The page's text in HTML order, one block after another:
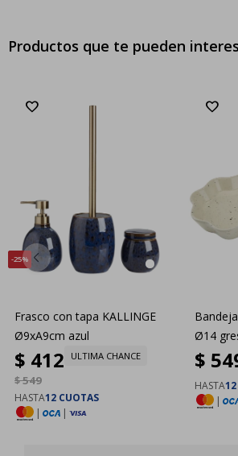
Productos que te pueden
25
Frasco con tapa KALLINGE
Ø9xA9cm azul
$ 412
$549
ULTIMA CHANCE
HASTA12 CUOTAS
|
|
Ø14
$
HASTA
|